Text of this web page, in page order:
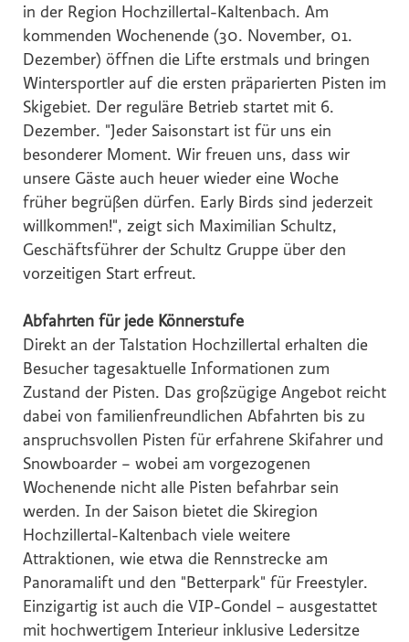
Purina
White Claw
Top Spirit
Rohrdorfer
P.M. Mounier
Eccovia
Hotel Zur Wiener Staatsoper
Sinnmacher
TRINERGY
Global Sustainability Ski Alliance
International Student House (in's)
Schmittenhöhebahn AG
Internationaler Skiareatest GmbH
Kontakt
in der Region Hochzillertal-Kaltenbach. Am
kommenden Wochenende (30. November, 01.
Dezember) öffnen die Lifte erstmals und bringen
Wintersportler auf die ersten präparierten Pisten im
Skigebiet. Der reguläre Betrieb startet mit 6.
Dezember. "Jeder Saisonstart ist für uns ein
besonderer Moment. Wir freuen uns, dass wir
unsere Gäste auch heuer wieder eine Woche
früher begrüßen dürfen. Early Birds sind jederzeit
willkommen!", zeigt sich Maximilian Schultz,
Geschäftsführer der Schultz Gruppe über den
vorzeitigen Start erfreut.
Abfahrten für jede Könnerstufe
Direkt an der Talstation Hochzillertal erhalten die
Besucher tagesaktuelle Informationen zum
Zustand der Pisten. Das großzügige Angebot reicht
dabei von familienfreundlichen Abfahrten bis zu
anspruchsvollen Pisten für erfahrene Skifahrer und
Snowboarder – wobei am vorgezogenen
Wochenende nicht alle Pisten befahrbar sein
werden. In der Saison bietet die Skiregion
Hochzillertal-Kaltenbach viele weitere
Attraktionen, wie etwa die Rennstrecke am
Panoramalift und den "Betterpark" für Freestyler.
Einzigartig ist auch die VIP-Gondel – ausgestattet
mit hochwertigem Interieur inklusive Ledersitze